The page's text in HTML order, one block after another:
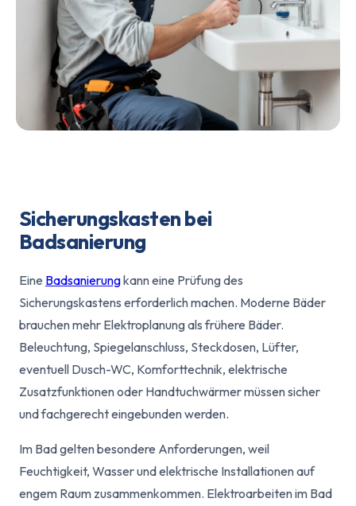
Sicherungskasten bei
Badsanierung
Eine Badsanierungkann eine Prüfung des
Sicherungskastens erforderlich machen. Moderne Bäder
brauchen mehr Elektroplanung als frühere Bäder.
Beleuchtung, Spiegelanschluss, Steckdosen, Lüfter,
eventuell Dusch-WC, Komforttechnik, elektrische
Zusatzfunktionen oder Handtuchwärmer müssen sicher
und fachgerecht eingebunden werden.
Im Bad gelten besondere Anforderungen, weil
Feuchtigkeit, Wasser und elektrische Installationen auf
engem Raum zusammenkommen. Elektroarbeiten im Bad